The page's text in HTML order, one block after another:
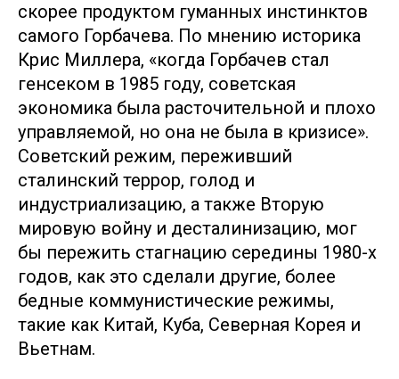
скорее продуктом гуманных инстинктов
самого Горбачева. По мнению историка
Крис Миллера, «когда Горбачев стал
генсеком в 1985 году, советская
экономика была расточительной и плохо
управляемой, но она не была в кризисе».
Советский режим, переживший
сталинский террор, голод и
индустриализацию, а также Вторую
мировую войну и десталинизацию, мог
бы пережить стагнацию середины 1980-х
годов, как это сделали другие, более
бедные коммунистические режимы,
такие как Китай, Куба, Северная Корея и
Вьетнам.